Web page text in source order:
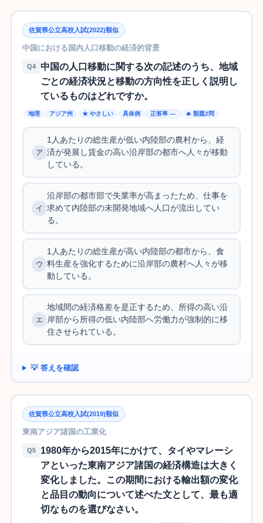
佐賀県公立高校入試(2022)類似
中国における国内人口移動の経済的背景
Q4
中国の人口移動に関する次の記述のうち、地域
ごとの経済状況と移動の方向性を正しく説明し
ているものはどれですか。
地理 アジア州 ★ やさしい 具体例 正答率 — 🔥 類題2問
1人あたりの総生産が低い内陸部の農村から、経
済が発展し賃金の高い沿岸部の都市へ人々が移動
している。
沿岸部の都市部で失業率が高まったため、仕事を
求めて内陸部の未開発地域へ人口が流出してい
る。
1人あたりの総生産が高い内陸部の都市から、食
料生産を強化するために沿岸部の農村へ人々が移
動している。
地域間の経済格差を是正するため、所得の高い沿
岸部から所得の低い内陸部へ労働力が強制的に移
住させられている。
💡 答えを確認
佐賀県公立高校入試(2019)類似
東南アジア諸国の工業化
Q5
1980年から2015年にかけて、タイやマレーシ
アといった東南アジア諸国の経済構造は大きく
変化しました。この期間における輸出額の変化
と品目の動向について述べた文として、最も適
切なものを選びなさい。